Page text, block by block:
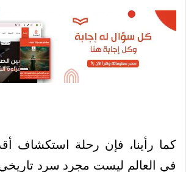
في العالم ليست مجرد سرد